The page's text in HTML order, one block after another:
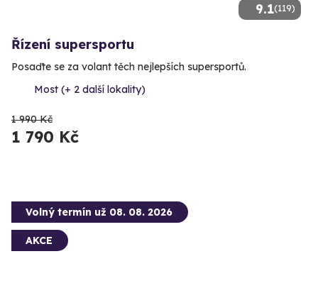
9.1(119)
Řízení supersportu
Posaďte se za volant těch nejlepších supersportů.
Most (+ 2 další lokality)
1 990 Kč
1 790 Kč
Volný termín už 08. 08. 2026
AKCE